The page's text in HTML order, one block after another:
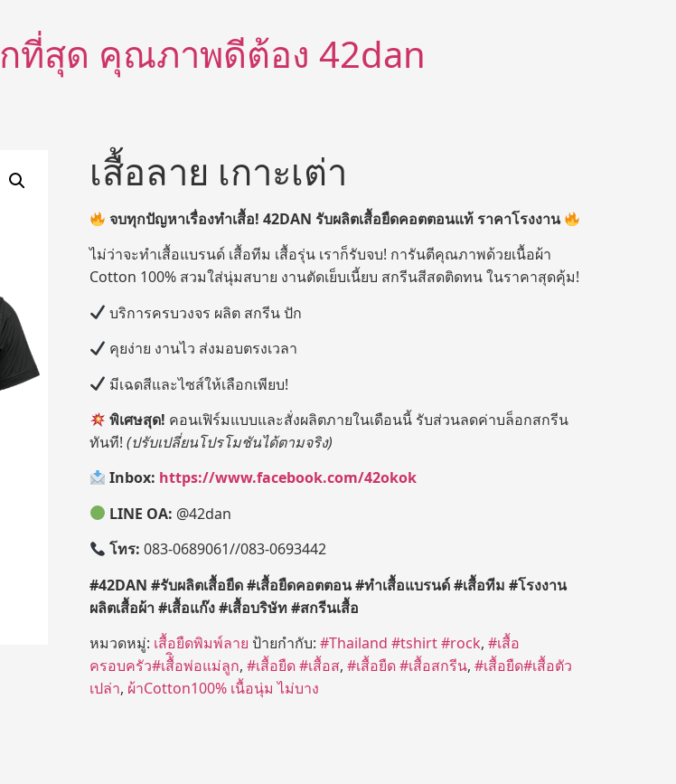
กที่สุด คุณภาพดีต้อง 42dan
เสื้อลาย เกาะเต่า
จบทุกปัญหาเรื่องทำเสื้อ!42DAN รับผลิตเสื้อยืดคอตตอนแท้ ราคาโรงงาน
ไม่ว่าจะทำเสื้อแบรนด์ เสื้อทีม เสื้อรุ่น เราก็รับจบ! การันตีคุณภาพด้วยเนื้อผ้า
Cotton 100% สวมใส่นุ่มสบาย งานตัดเย็บเนี้ยบ สกรีนสีสดติดทน ในราคาสุดคุ้ม!
บริการครบวงจร ผลิต สกรีน ปัก
คุยง่าย งานไว ส่งมอบตรงเวลา
มีเฉดสีและไซส์ให้เลือกเพียบ!
พิเศษสุด! คอนเฟิร์มแบบและสั่งผลิตภายในเดือนนี้ รับส่วนลดค่าบล็อกสกรีน
ทันที! (ปรับเปลี่ยนโปรโมชันได้ตามจริง)
Inbox: https://www.facebook.com/42okok
LINE OA: @42dan
โทร: 083-0689061//083-0693442
#42DAN #รับผลิตเสื้อยืด#เสื้อยืดคอตตอน#ทำเสื้อแบรนด์#เสื้อทีม #โรงงาน
ผลิตเสื้อผ้า#เสื้อแก๊ง#เสื้อบริษัท#สกรีนเสื้อ
หมวดหมู่: เสื้อยืดพิมพ์ลาย ป้ายกำกับ: #Thailand #tshirt #rock, #เสื้อ
ครอบครัว#เสื้ิอพ่อแม่ลูก, #เสื้อยืด #เสื้อส, #เสื้อยืด #เสื้อสกรีน, #เสื้อยืด#เสื้อตัว
เปล่า, ผ้าCotton100% เนื้อนุ่ม ไม่บาง